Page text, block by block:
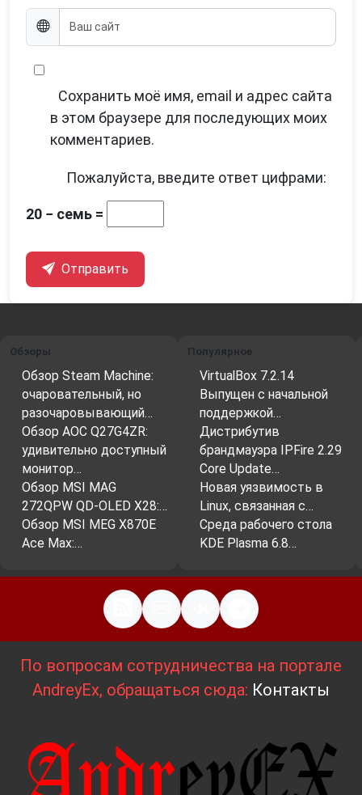
Сохранить моё имя, email и адрес сайта
в этом браузере для последующих моих
комментариев.
Пожалуйста, введите ответ цифрами:
20 − семь =
Отправить
Обзоры
Обзор Steam Machine:
очаровательный, но
разочаровывающий…
Обзор AOC Q27G4ZR:
удивительно доступный
монитор…
Обзор MSI MAG
272QPW QD-OLED X28:…
Обзор MSI MEG X870E
Ace Max:…
Популярное
VirtualBox 7.2.14
Выпущен с начальной
поддержкой…
Дистрибутив
брандмауэра IPFire 2.29
Core Update…
Новая уязвимость в
Linux, связанная с…
Среда рабочего стола
KDE Plasma 6.8…
По вопросам сотрудничества на портале
AndreyEx, обращаться сюда: Контакты